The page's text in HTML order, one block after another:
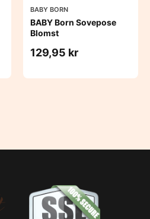
BABY BORN
BABY Born Sovepose
Blomst
129,95 kr